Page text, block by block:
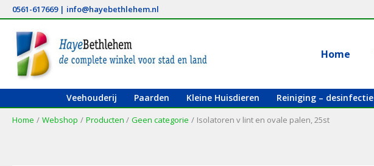
naar
inhoud
0561-617669| info@hayebethlehem.nl
Home
Veehouderij Paarden Kleine Huisdieren Reiniging – desinfectie
Home Webshop Producten Geen categorie Isolatoren v lint en ovale palen, 25st